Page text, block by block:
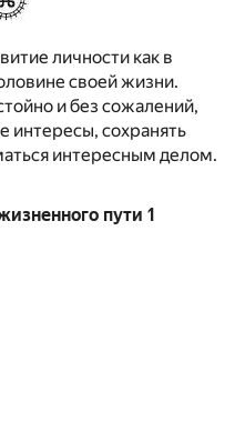
личности как в
своей жизни.
и без сожалений,
интересы, сохранять
интересным делом.
пути 1